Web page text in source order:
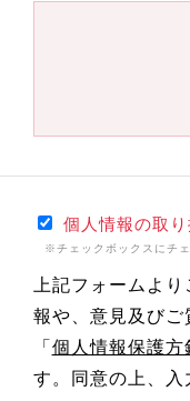
個人情報の取
※チェックボックスにチ
上記フォームよ
報や、意見及び
「 個人情報保護方
す。同意の上、入